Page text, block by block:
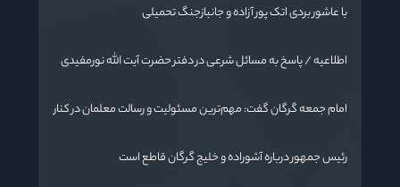
با عاشور بردی اتک پور آزاده و جانبازجنگ تحمیلی
اطلاعیه / پاسخ به مسائل شرعی در دفتر حضرت آیت الله نورمفیدی
امام جمعه گرگان گفت: مهم‌ترین مسئولیت و رسالت معلمان در کنار
مفید برای آینده ایران اسلامی است.
رئیس جمهور درباره آشوراده و خلیج گرگان قاطع است